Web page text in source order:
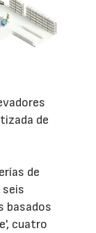
de
de
seis
basados
cuatro